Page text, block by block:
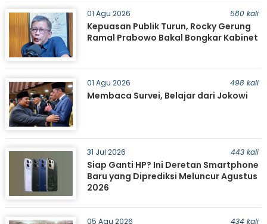
01 Agu 2026 580 kali
Kepuasan Publik Turun, Rocky Gerung
Ramal Prabowo Bakal Bongkar Kabinet
01 Agu 2026 498 kali
Membaca Survei, Belajar dari Jokowi
31 Jul 2026 443 kali
Siap Ganti HP? Ini Deretan Smartphone
Baru yang Diprediksi Meluncur Agustus
2026
05 Agu 2026 434 kali